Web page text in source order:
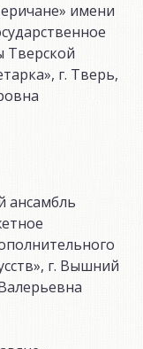
имени
Тверской
г. Тверь,
ансамбль
г. Вышний